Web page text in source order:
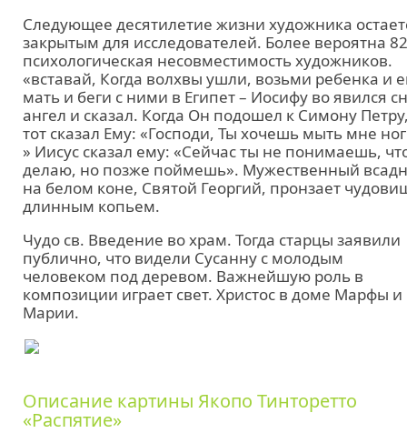
Следующее десятилетие жизни художника
закрытым для исследователей. Более вероятна
психологическая несовместимость художников.
«вставай, Когда волхвы ушли, возьми ребенка и
мать и беги с ними в Египет – Иосифу во явился
ангел и сказал. Когда Он подошел к Симону
тот сказал Ему: «Господи, Ты хочешь мыть мне
» Иисус сказал ему: «Сейчас ты не понимаешь,
делаю, но позже поймешь». Мужественный
на белом коне, Святой Георгий, пронзает
длинным копьем.
Чудо св. Введение во храм. Тогда старцы заявили
публично, что видели Сусанну с молодым
человеком под деревом. Важнейшую роль в
композиции играет свет. Христос в доме Марфы и
Марии.
Описание картины Якопо Тинторетто
«Распятие»